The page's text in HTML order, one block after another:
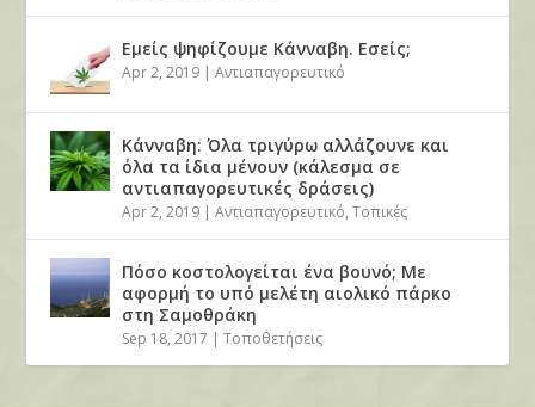
Εμείς ψηφίζουμε Κάνναβη. Εσείς;
Apr 2, 2019 |Αντιαπαγορευτικό
Κάνναβη: Όλα τριγύρω αλλάζουνε και
όλα τα ίδια μένουν (κάλεσμα σε
αντιαπαγορευτικές δράσεις)
Apr 2, 2019 |Αντιαπαγορευτικό,Τοπικές
Πόσο κοστολογείται ένα βουνό; Με
αφορμή το υπό μελέτη αιολικό πάρκο
στη Σαμοθράκη
Sep 18, 2017 |Τοποθετήσεις